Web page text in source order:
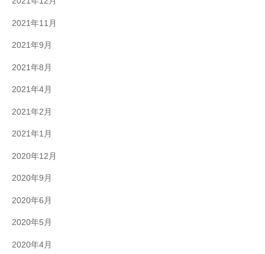
2021年11月
2021年9月
2021年8月
2021年4月
2021年2月
2021年1月
2020年12月
2020年9月
2020年6月
2020年5月
2020年4月